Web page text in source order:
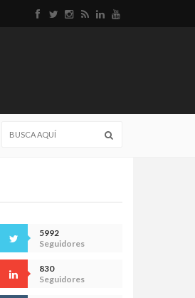
5992
Seguidores
830
Seguidores